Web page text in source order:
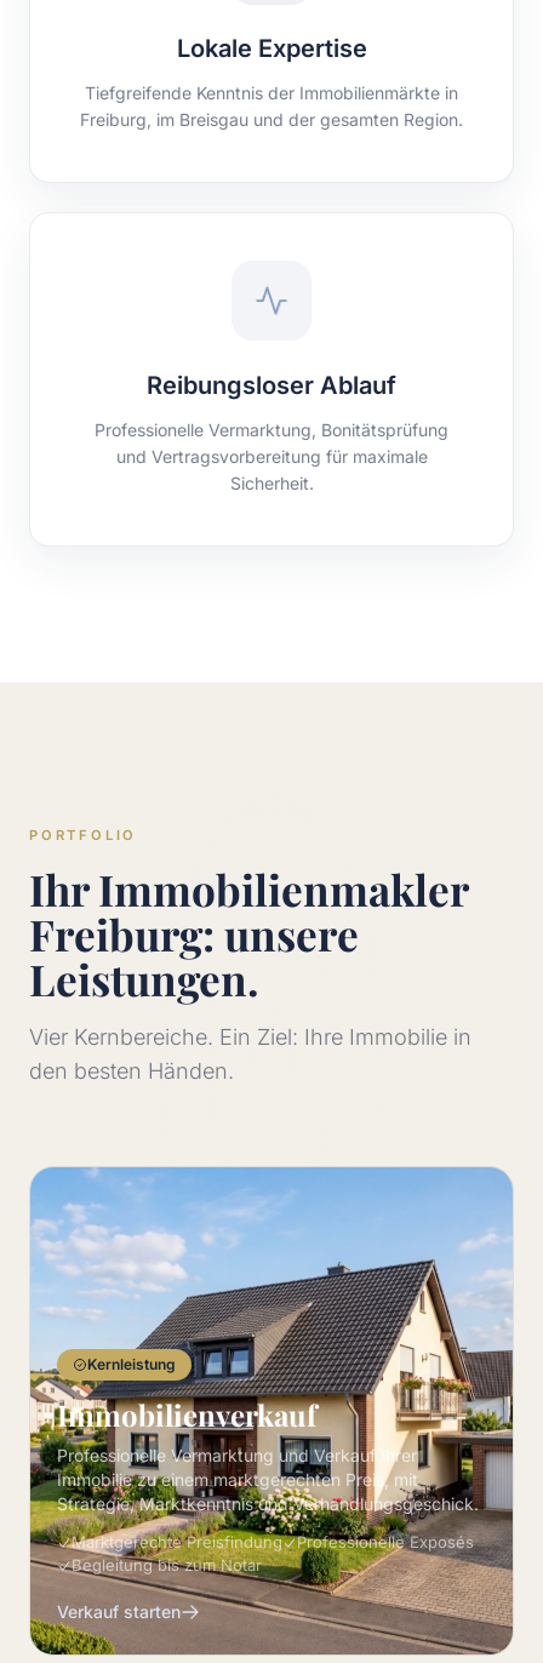
Lokale Expertise
Tiefgreifende Kenntnis der Immobilienmärkte in
Freiburg, im Breisgau und der gesamten Region.
Reibungsloser Ablauf
Professionelle Vermarktung, Bonitätsprüfung
und Vertragsvorbereitung für maximale
Sicherheit.
PORTFOLIO
Ihr Immobilienmakler
Freiburg: unsere
Leistungen.
Vier Kernbereiche. Ein Ziel: Ihre Immobilie in
den besten Händen.
Kernleistung
Immobilienverkauf
Professionelle Vermarktung und Verkauf Ihrer
Immobilie zu einem marktgerechten Preis, mit
Strategie, Marktkenntnis und Verhandlungsgeschick.
Marktgerechte Preisfindung
Professionelle Exposés
Begleitung bis zum Notar
Verkauf starten